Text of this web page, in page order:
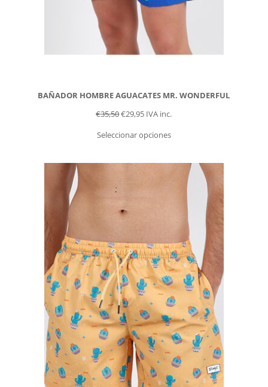
BAÑADOR HOMBRE AGUACATES MR. WONDERFUL
€35,50€29,95 IVA inc.
Seleccionar opciones